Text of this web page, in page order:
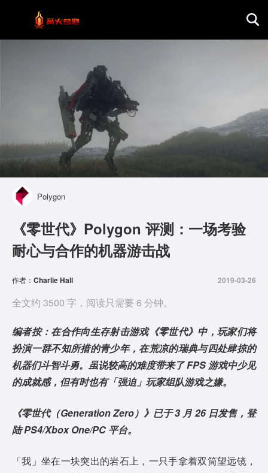
Polygon
《零世代》Polygon 评测：一场考验
耐心与合作的机器游击战
作者： Charlie Hall 2019-03-26
全文约 3500 字，阅读只需要 6 分钟。
编者按：在合作向生存射击游戏《零世代》中，玩家们将
扮演一群不知所措的青少年，在荒凉的瑞典与四处肆掠的
机器们斗智斗勇。虽说较高的难度带来了 FPS 游戏中少见
的成就感，但有时也有「强迫」玩家组队游戏之嫌。
《零世代（Generation Zero）》已于 3 月 26 日发售，登
陆 PS4/Xbox One/PC 平台。
「我」坐在一块突出的岩石上，一只手拿着双筒望远镜，